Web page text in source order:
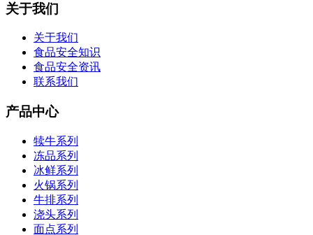
关于我们
关于我们
食品安全知识
食品安全资讯
联系我们
产品中心
犊牛系列
冻品系列
冰鲜系列
火锅系列
牛排系列
浇头系列
面点系列